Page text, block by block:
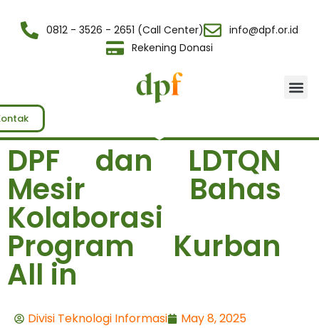
0812 - 3526 - 2651 (Call Center)
info@dpf.or.id
Rekening Donasi
DPF dan LDTQN
Mesir Bahas
Kolaborasi
Program Kurban
All in
Divisi Teknologi Informasi
May 8, 2025